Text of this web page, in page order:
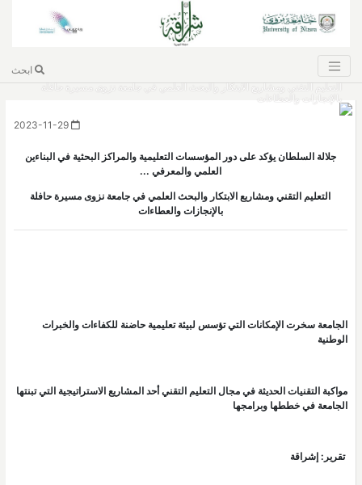
ابحث
التعليم التقني ومشاريع الابتكار والبحث العلمي في جامعة نزوى مسيرة حافلة
بالإنجازات والعطاءات
2023-11-29
جلالة السلطان يؤكد على دور المؤسسات التعليمية والمراكز البحثية في البناءين
العلمي والمعرفي ...
التعليم التقني ومشاريع الابتكار والبحث العلمي في جامعة نزوى مسيرة حافلة
بالإنجازات والعطاءات
الجامعة سخرت الإمكانات التي تؤسس لبيئة تعليمية حاضنة للكفاءات والخبرات
الوطنية
مواكبة التقنيات الحديثة في مجال التعليم التقني أحد المشاريع الاستراتيجية التي تبنتها
الجامعة في خططها وبرامجها
تقرير: إشراقة